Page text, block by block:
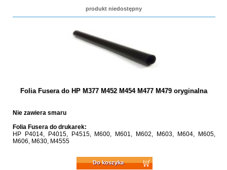
produkt niedostępny
Folia Fusera do HP M377 M452 M454 M477 M479 oryginalna
Nie zawiera smaru
Folia Fusera do drukarek:
HP P4014, P4015, P4515, M600, M601, M602, M603, M604, M605,
M606, M630, M4555
Do koszyka